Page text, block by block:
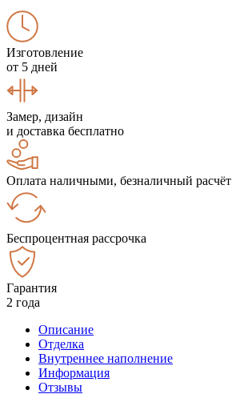
Изготовление
от 5 дней
Замер, дизайн
и доставка бесплатно
Оплата наличными, безналичный расчёт
Беспроцентная рассрочка
Гарантия
2 года
Описание
Отделка
Внутреннее наполнение
Информация
Отзывы